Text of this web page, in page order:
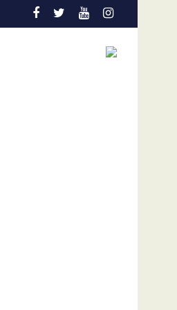
García Urquiola cuestionó